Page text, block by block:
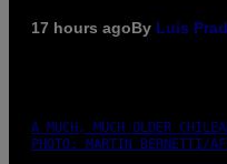
17 hours agoBy Luis
A MUCH, MUCH OLDER
PHOTO: MARTIN BERNETTI/